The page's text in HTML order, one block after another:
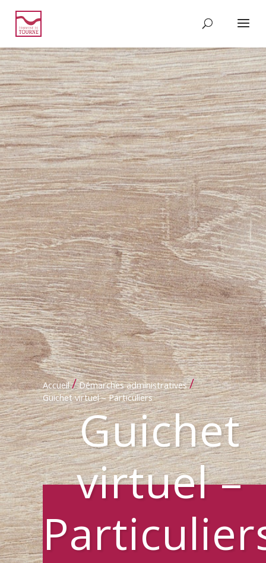
Accueil / Démarches administratives /
Guichet virtuel – Particuliers
Guichet
virtuel –